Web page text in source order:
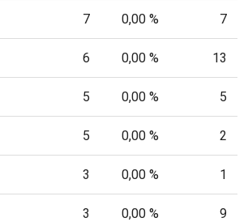
7 0,00 % 7
6 0,00 % 13
5 0,00 % 5
5 0,00 % 2
3 0,00 % 1
3 0,00 % 9